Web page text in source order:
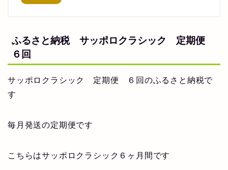
ふるさと納税 サッポロクラシック 定期便
６回
サッポロクラシック 定期便 ６回のふるさと納税で
す
毎月発送の定期便です
こちらはサッポロクラシック６ヶ月間です